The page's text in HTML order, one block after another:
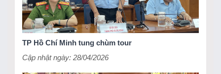
TP Hồ Chí Minh tung chùm tour
Cập nhật ngày: 28/04/2026